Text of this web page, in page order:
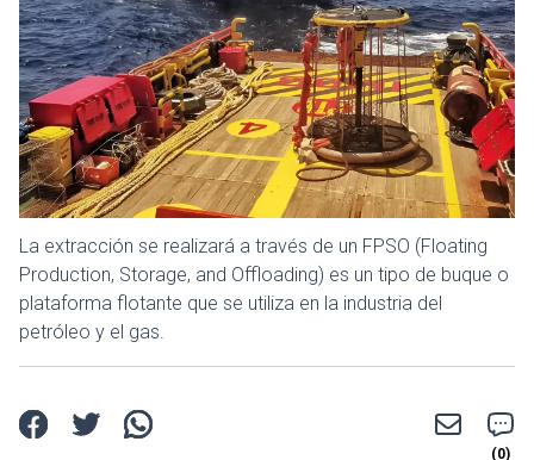
La extracción se realizará a través de un FPSO (Floating
Production, Storage, and Offloading) es un tipo de buque o
plataforma flotante que se utiliza en la industria del
petróleo y el gas.